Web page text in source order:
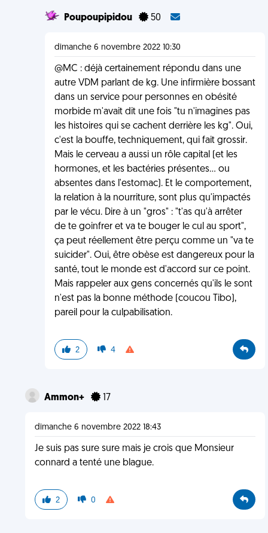
Poupoupipidou 50
dimanche 6 novembre 2022 10:30
@MC : déjà certainement répondu dans une
autre VDM parlant de kg. Une infirmière bossant
dans un service pour personnes en obésité
morbide m'avait dit une fois "tu n'imagines pas
les histoires qui se cachent derrière les kg". Oui,
c'est la bouffe, techniquement, qui fait grossir.
Mais le cerveau a aussi un rôle capital (et les
hormones, et les bactéries présentes... ou
absentes dans l'estomac). Et le comportement,
la relation à la nourriture, sont plus qu'impactés
par le vécu. Dire à un "gros" : "t'as qu'à arrêter
de te goinfrer et va te bouger le cul au sport",
ça peut réellement être perçu comme un "va te
suicider". Oui, être obèse est dangereux pour la
santé, tout le monde est d'accord sur ce point.
Mais rappeler aux gens concernés qu'ils le sont
n'est pas la bonne méthode (coucou Tibo),
pareil pour la culpabilisation.
2 4
Ammon+ 17
dimanche 6 novembre 2022 18:43
Je suis pas sure sure mais je crois que Monsieur
connard a tenté une blague.
2 0